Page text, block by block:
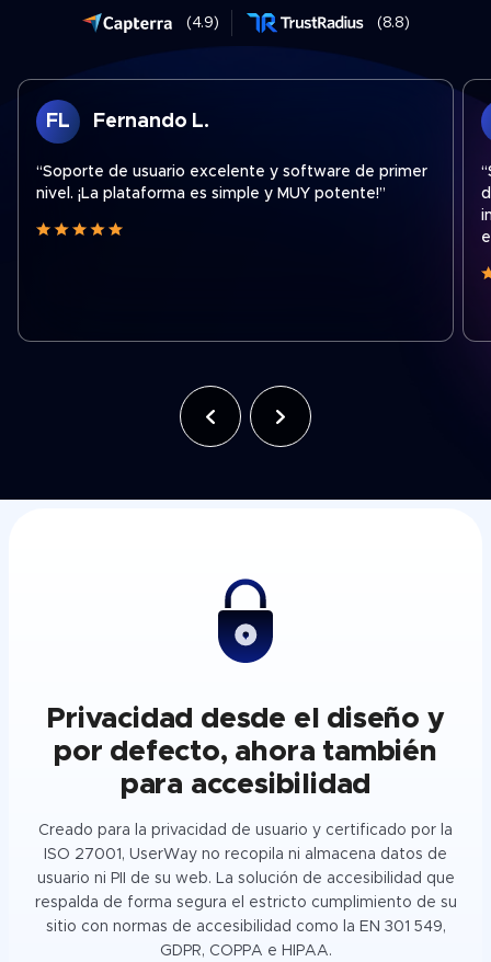
(4.9) (8.8)
FL Fernando L.
“Soporte de usuario excelente y software de primer
nivel. ¡La plataforma es simple y MUY potente!”
Privacidad desde el diseño y
por defecto, ahora también
para accesibilidad
Creado para la privacidad de usuario y certificado por la
ISO 27001, UserWay no recopila ni almacena datos de
usuario ni PII de su web. La solución de accesibilidad que
respalda de forma segura el estricto cumplimiento de su
sitio con normas de accesibilidad como la EN 301 549,
GDPR, COPPA e HIPAA.